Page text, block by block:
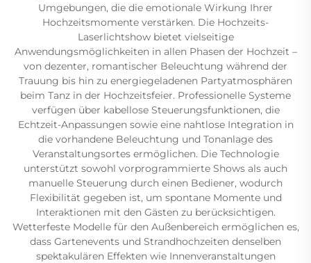
Umgebungen, die die emotionale Wirkung Ihrer
Hochzeitsmomente verstärken. Die Hochzeits-
Laserlichtshow bietet vielseitige
Anwendungsmöglichkeiten in allen Phasen der Hochzeit –
von dezenter, romantischer Beleuchtung während der
Trauung bis hin zu energiegeladenen Partyatmosphären
beim Tanz in der Hochzeitsfeier. Professionelle Systeme
verfügen über kabellose Steuerungsfunktionen, die
Echtzeit-Anpassungen sowie eine nahtlose Integration in
die vorhandene Beleuchtung und Tonanlage des
Veranstaltungsortes ermöglichen. Die Technologie
unterstützt sowohl vorprogrammierte Shows als auch
manuelle Steuerung durch einen Bediener, wodurch
Flexibilität gegeben ist, um spontane Momente und
Interaktionen mit den Gästen zu berücksichtigen.
Wetterfeste Modelle für den Außenbereich ermöglichen es,
dass Gartenevents und Strandhochzeiten denselben
spektakulären Effekten wie Innenveranstaltungen